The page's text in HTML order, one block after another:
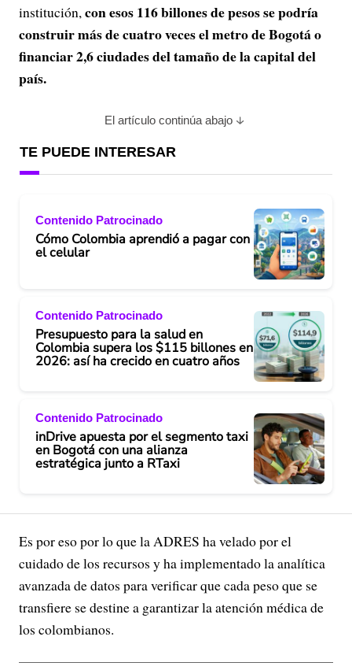
institución,con esos 116 billones de pesos se podría
construir más de cuatro veces el metro de Bogotá o
financiar 2,6 ciudades del tamaño de la capital del
país.
El artículo continúa abajo
TE PUEDE INTERESAR
Contenido Patrocinado
Cómo Colombia aprendió a pagar con
el celular
Contenido Patrocinado
Presupuesto para la salud en
Colombia supera los $115 billones en
2026: así ha crecido en cuatro años
Contenido Patrocinado
inDrive apuesta por el segmento taxi
en Bogotá con una alianza
estratégica junto a RTaxi
Es por eso por lo que la ADRES ha velado por el
cuidado de los recursos y ha implementado la analítica
avanzada de datos para verificar que cada peso que se
transfiere se destine a garantizar la atención médica de
los colombianos.